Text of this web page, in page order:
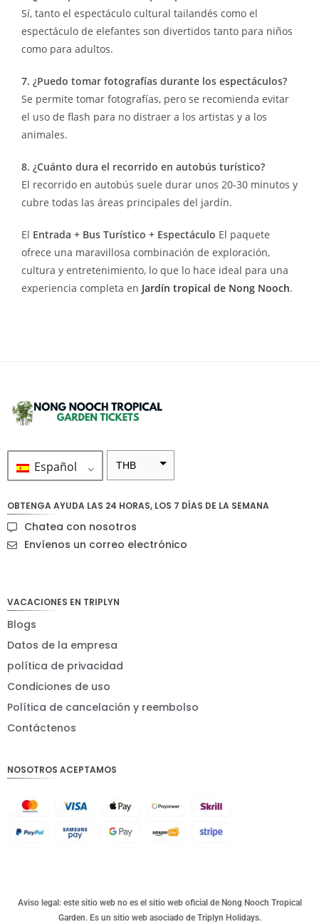
Sí, tanto el espectáculo cultural tailandés como el
espectáculo de elefantes son divertidos tanto para niños
como para adultos.
7. ¿Puedo tomar fotografías durante los espectáculos?
Se permite tomar fotografías, pero se recomienda evitar
el uso de flash para no distraer a los artistas y a los
animales.
8. ¿Cuánto dura el recorrido en autobús turístico?
El recorrido en autobús suele durar unos 20-30 minutos y
cubre todas las áreas principales del jardín.
El Entrada + Bus Turístico + Espectáculo El paquete
ofrece una maravillosa combinación de exploración,
cultura y entretenimiento, lo que lo hace ideal para una
experiencia completa en Jardín tropical de Nong Nooch.
Español THB
NZD
INR
IDR
AUD
KRW
MYR
OBTENGA AYUDA LAS 24 HORAS, LOS 7 DÍAS DE LA SEMANA
Chatea con nosotros
Envíenos un correo electrónico
VACACIONES EN TRIPLYN
Blogs
Datos de la empresa
política de privacidad
Condiciones de uso
Política de cancelación y reembolso
Contáctenos
NOSOTROS ACEPTAMOS
Aviso legal: este sitio web no es el sitio web oficial de Nong Nooch Tropical
Garden. Es un sitio web asociado de Triplyn Holidays.